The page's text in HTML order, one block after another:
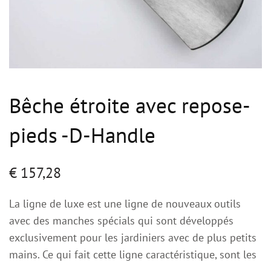
Bêche étroite avec repose-
pieds -D-Handle
€ 157,28
La ligne de luxe est une ligne de nouveaux outils
avec des manches spécials qui sont développés
exclusivement pour les jardiniers avec de plus petits
mains. Ce qui fait cette ligne caractéristique, sont les